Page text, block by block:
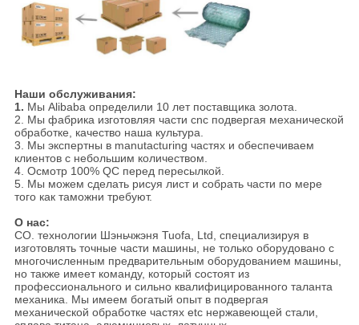
Наши обслуживания:
1. Мы Alibaba определили 10 лет поставщика золота.
2. Мы фабрика изготовляя части cnc подвергая механической
обработке, качество наша культура.
3. Мы экспертны в manutacturing частях и обеспечиваем
клиентов с небольшим количеством.
4. Осмотр 100% QC перед пересылкой.
5. Мы можем сделать рисуя лист и собрать части по мере
того как таможни требуют.
О нас:
CO. технологии Шэньчжэня Tuofa, Ltd, специализируя в
изготовлять точные части машины, не только оборудовано с
многочисленным предварительным оборудованием машины,
но также имеет команду, который состоят из
профессионального и сильно квалифицированного таланта
механика. Мы имеем богатый опыт в подвергая
механической обработке частях etc нержавеющей стали,